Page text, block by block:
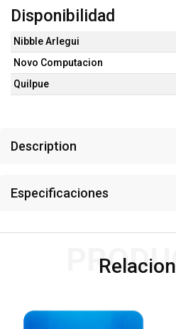
Disponibilidad
Nibble Arlegui
Novo Computacion
Quilpue
Description
Especificaciones